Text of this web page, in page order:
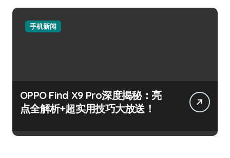
手机新闻
OPPO Find X9 Pro深度揭秘：亮
点全解析+超实用技巧大放送！